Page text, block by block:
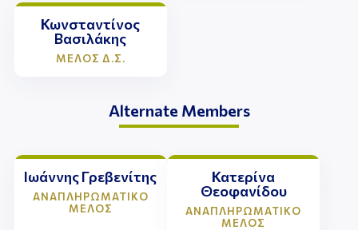
Κωνσταντίνος
Βασιλάκης
ΜΕΛΟΣ Δ.Σ.
Alternate Members
Ιωάννης Γρεβενίτης
ΑΝΑΠΛΗΡΩΜΑΤΙΚΟ
ΜΕΛΟΣ
Κατερίνα
Θεοφανίδου
ΑΝΑΠΛΗΡΩΜΑΤΙΚΟ
ΜΕΛΟΣ